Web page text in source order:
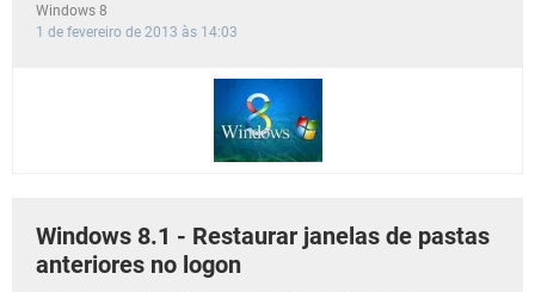
Windows 8
1 de fevereiro de 2013 às 14:03
Windows 8.1 - Restaurar janelas de pastas
anteriores no logon